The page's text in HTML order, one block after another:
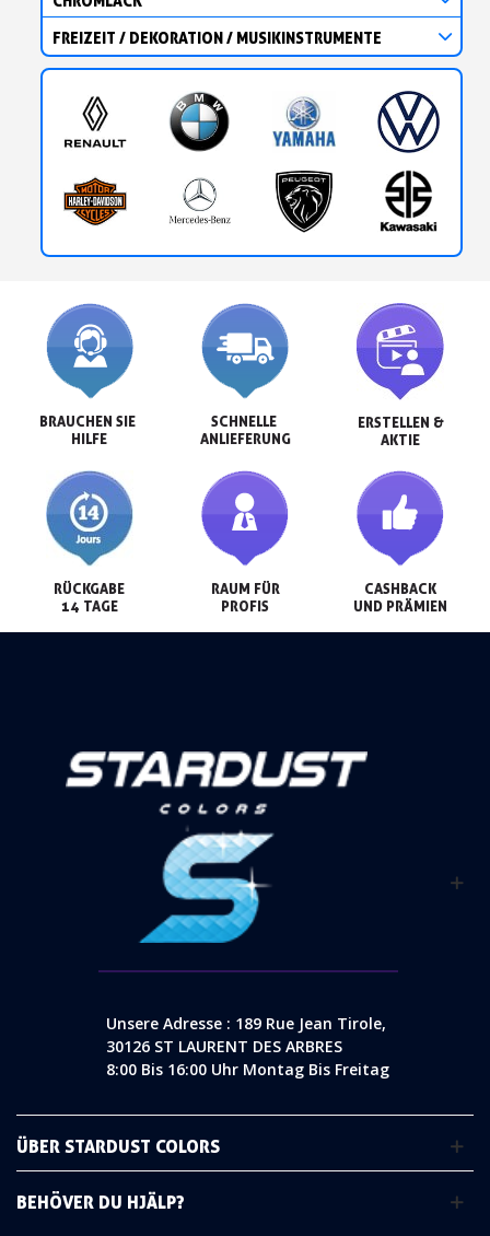
FREIZEIT / DEKORATION / MUSIKINSTRUMENTE
BRAUCHEN SIE
HILFE
SCHNELLE
ANLIEFERUNG
ERSTELLEN &
AKTIE
RÜCKGABE
14 TAGE
RAUM FÜR
PROFIS
CASHBACK
UND PRÄMIEN
Unsere Adresse : 189 Rue Jean Tirole,
30126 ST LAURENT DES ARBRES
8:00 Bis 16:00 Uhr Montag Bis Freitag
ÜBER STARDUST COLORS
BEHÖVER DU HJÄLP?